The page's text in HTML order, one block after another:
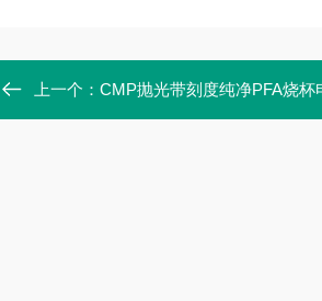
上一个： CMP抛光带刻度纯净PFA烧杯电子级